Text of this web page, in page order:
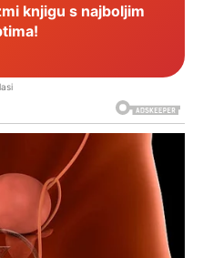
knjigu s najboljim